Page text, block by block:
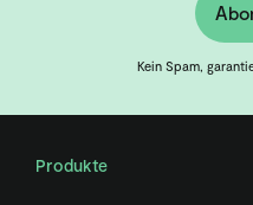
Kein Spam,
Produkte